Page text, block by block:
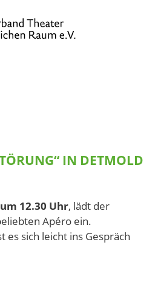
IN DETMOLD
12.30 Uhr, lädt der
Apéro ein.
es sich leicht ins Gespräch